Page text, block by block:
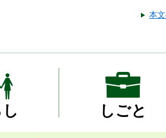
本
しごと